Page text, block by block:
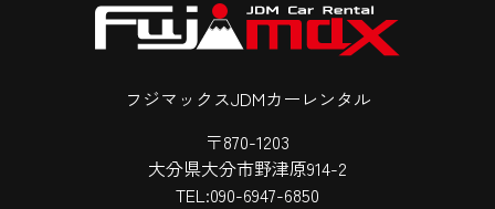
フジマックスJDMカーレンタル
〒870-1203
大分県大分市野津原914-2
TEL:090-6947-6850